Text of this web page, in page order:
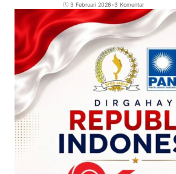
3 Februari 2026•3 Komentar